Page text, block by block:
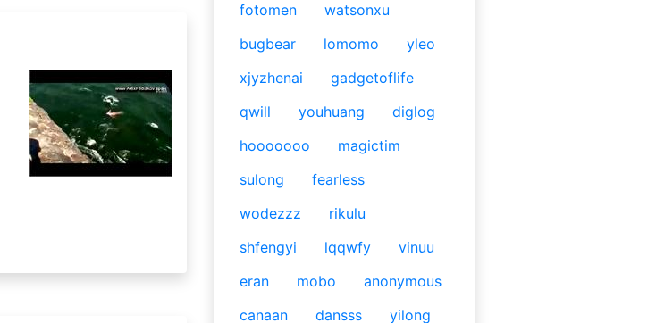
fotomen
watsonxu
bugbear
lomomo
yleo
xjyzhenai
gadgetoflife
qwill
youhuang
diglog
hooooooo
magictim
sulong
fearless
wodezzz
rikulu
shfengyi
lqqwfy
vinuu
eran
mobo
anonymous
canaan
dansss
yilong